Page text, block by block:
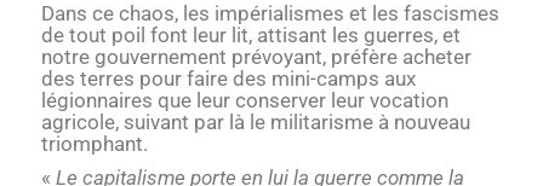
Dans ce chaos, les impérialismes et les fascismes
de tout poil font leur lit, attisant les guerres, et
notre gouvernement prévoyant, préfère acheter
des terres pour faire des mini-camps aux
légionnaires que leur conserver leur vocation
agricole, suivant par là le militarisme à nouveau
triomphant.
« Le capitalisme porte en lui la guerre comme la